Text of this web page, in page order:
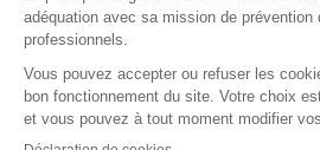
QUI SOMMES-
PLAN DU SITE
PARAMÈTRES DES
CHARTE DES COOKIES ET